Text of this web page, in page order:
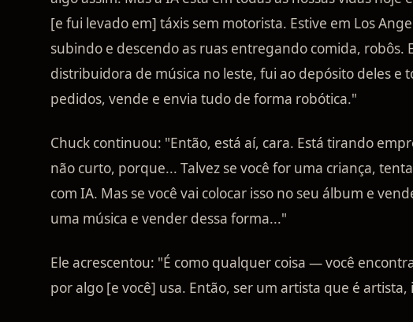
[e fui levado em] táxis sem motorista. Estive em Los
subindo e descendo as ruas entregando comida,
distribuidora de música no leste, fui ao depósito deles e
pedidos, vende e envia tudo de forma robótica."
Chuck continuou: "Então, está aí, cara. Está tirando
não curto, porque... Talvez se você for uma criança,
com IA. Mas se você vai colocar isso no seu álbum e
uma música e vender dessa forma..."
Ele acrescentou: "É como qualquer coisa — você
por algo [e você] usa. Então, ser um artista que é